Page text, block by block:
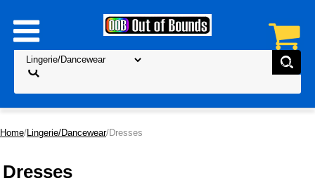
Home/ Lingerie/Dancewear/Dresses
Dresses